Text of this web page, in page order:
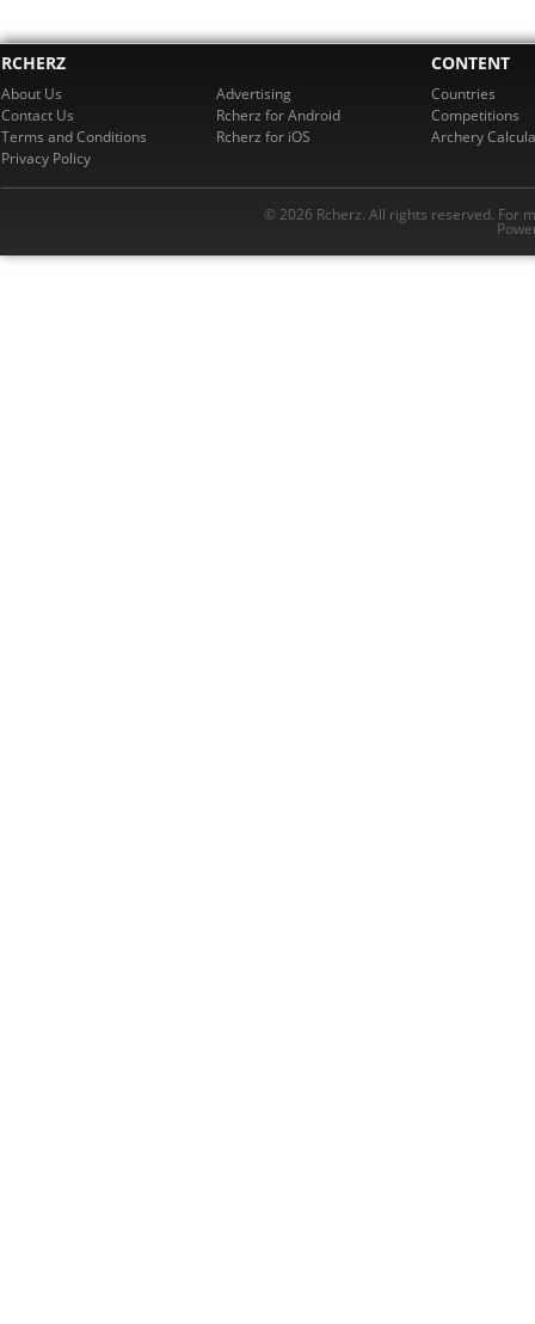
RCHERZ
About Us
Contact Us
Terms and Conditions
Privacy Policy
Advertising
Rcherz for Android
Rcherz for iOS
CONTENT
Countries
Competitions
Archery
© 2026 Rcherz. All rights reserved. For